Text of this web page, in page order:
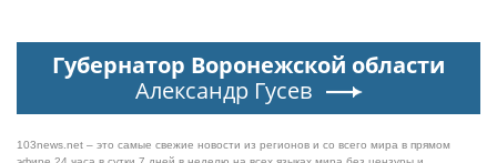
Губернатор Воронежской области
Александр Гусев
103news.net – это самые свежие новости из регионов и со всего мира в прямом